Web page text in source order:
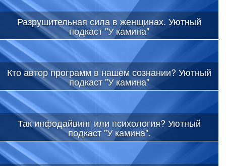
Разрушительная сила в женщинах. Уютный
подкаст "У камина"
Кто автор программ в нашем сознании? Уютный
подкаст "У камина"
Так инфодайвинг или психология? Уютный
подкаст "У камина".